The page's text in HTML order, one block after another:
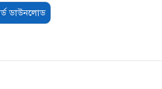
ডাউনলোড